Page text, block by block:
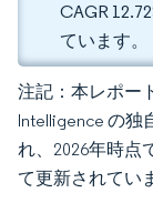
CAGR
ています。
注記：本レポー
Intelligence の独
れ、2026年時点
て更新されてい